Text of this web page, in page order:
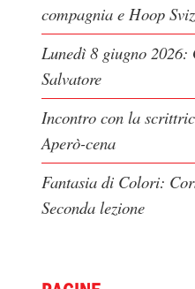
compagnia e Hoop
Lunedì 8 giugno 2026:
Salvatore
Incontro con la
Aperò-cena
Fantasia di Colori:
Seconda lezione